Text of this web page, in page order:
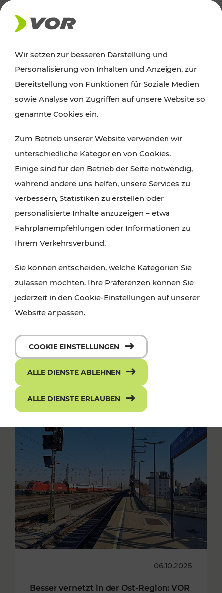
AKTUELLES
News
Alle wichtigen Meldungen zu Fahrplanänderungen,
finden Sie hier im Überblick.
06.10.2025
Besser vernetzt in der Ost-Region: VOR
Wir setzen zur besseren Darstellung und
Personalisierung von Inhalten und Anzeigen, zur
Bereitstellung von Funktionen für Soziale Medien
sowie Analyse von Zugriffen auf unsere Website so
genannte Cookies ein.
Zum Betrieb unserer Website verwenden wir
unterschiedliche Kategorien von Cookies.
Einige sind für den Betrieb der Seite notwendig,
während andere uns helfen, unsere Services zu
verbessern, Statistiken zu erstellen oder
personalisierte Inhalte anzuzeigen – etwa
Fahrplanempfehlungen oder Informationen zu
Ihrem Verkehrsverbund.
Sie können entscheiden, welche Kategorien Sie
zulassen möchten. Ihre Präferenzen können Sie
jederzeit in den Cookie-Einstellungen auf unserer
Website anpassen.
COOKIE EINSTELLUNGEN
ALLE DIENSTE ABLEHNEN
ALLE DIENSTE ERLAUBEN